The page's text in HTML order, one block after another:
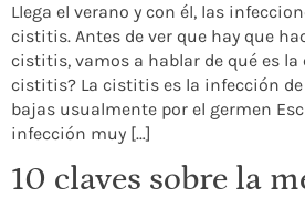
Llega el verano y con él, las
cistitis. Antes de ver que hay que
cistitis, vamos a hablar de qué es la
cistitis? La cistitis es la infección
bajas usualmente por el germen
infección muy […]
10 claves sobre la